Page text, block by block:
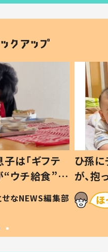
は「ギフテ
“ウチ給食”を
#令和の親
せなNEWS編集部
ひ孫
が、
「涙が
い」